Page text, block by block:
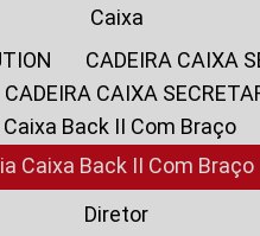
Caixa
CADEIRA CAIXA
CADEIRA CAIXA
Caixa Back II Com Braço
Caixa Back II Com Braço
Diretor